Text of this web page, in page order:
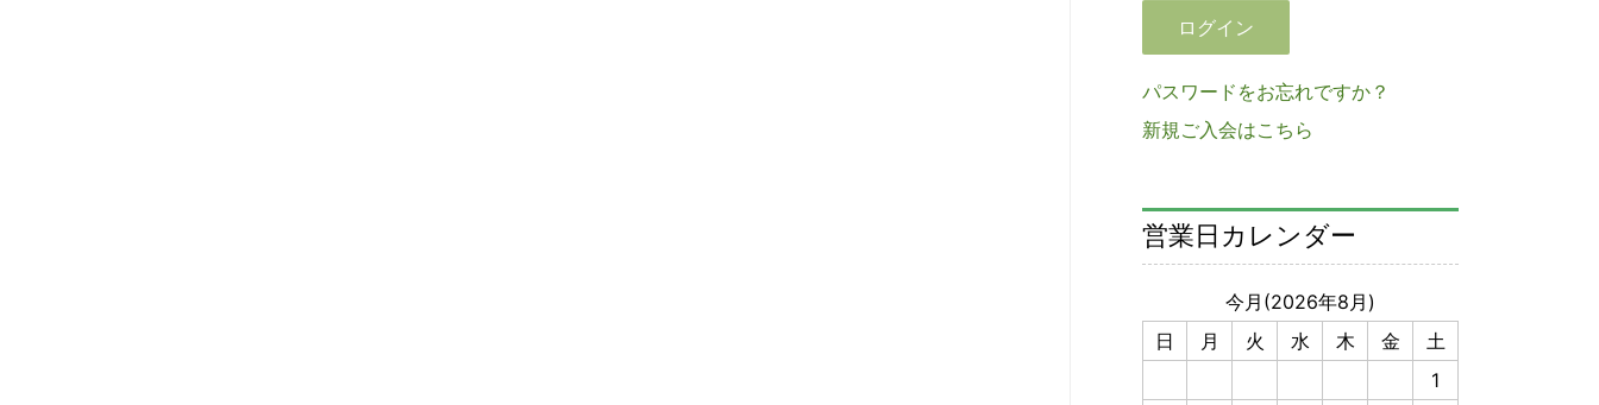
パスワードをお忘れですか？
新規ご入会はこちら
営業日カレンダー
今月(2026年8月)
日
月 火 水 木 金
土
1